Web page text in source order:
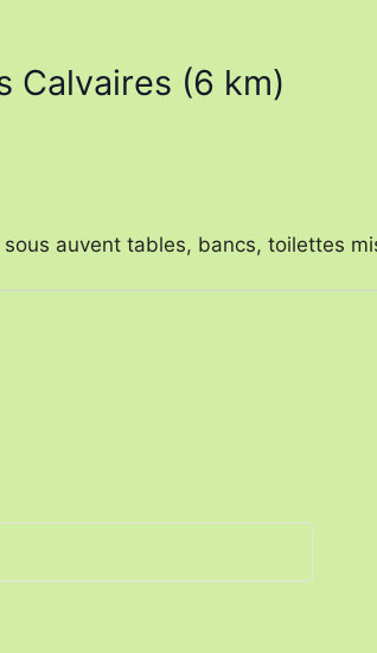
Calvaires (6 km)
auvent tables, bancs, toilettes